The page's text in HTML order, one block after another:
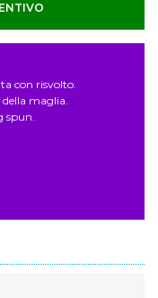
con risvolto.
della maglia.
spun.